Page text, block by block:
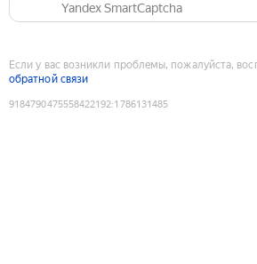
Yandex SmartCaptcha
Если у вас возникли проблемы, пожалуйста,
обратной связи
9184790475558422192:1786131485